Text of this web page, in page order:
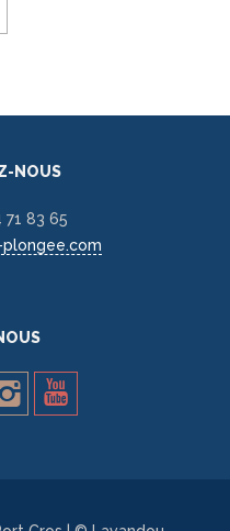
NOUS
71 83 65
plongee.com